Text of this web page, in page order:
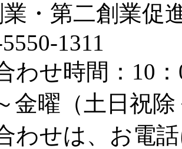
・第二創業促
1311
わせ時間：10
金曜（土日祝
わせは、お電